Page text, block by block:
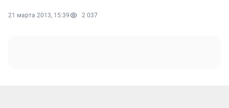
21 марта 2013, 15:39 2 037